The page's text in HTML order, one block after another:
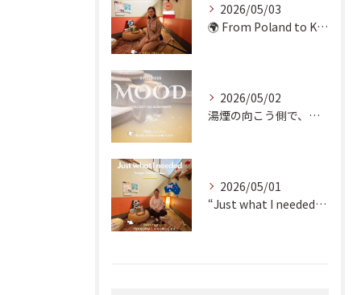
2026/05/03
🌍 From Poland to Kyoto! 🇵🇱✨
2026/05/02
湯煙の向こう側で、魂の輪郭を整える。
2026/05/01
“Just what I needed!” ✨